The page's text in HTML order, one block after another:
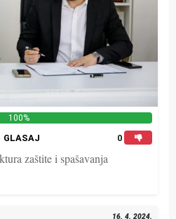
100%
GLASAJ 0
zaštite i spašavanja
16. 4. 2024.